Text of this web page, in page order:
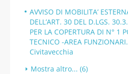
AVVISO DI MOBILITA’
DELL’ART. 30 DEL D.LGS.
PER LA COPERTURA DI N° 1
TECNICO -AREA
Civitavecchia
Mostra altro... (6)